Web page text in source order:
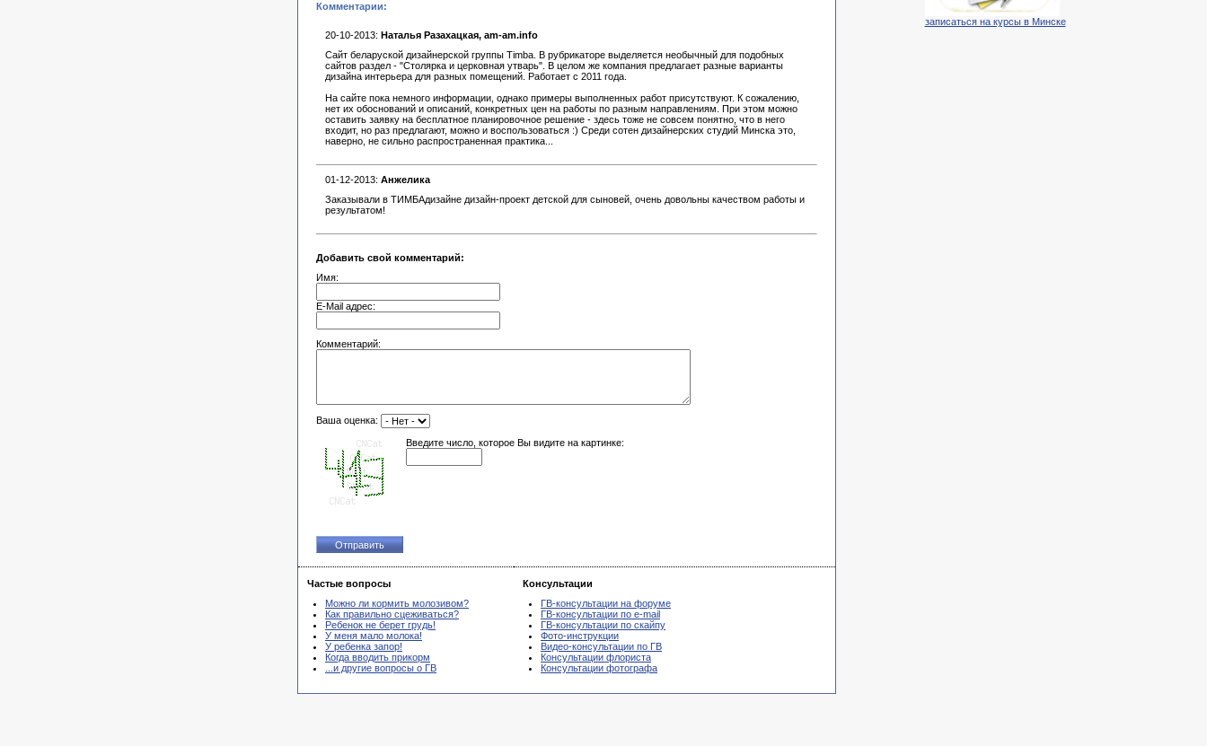
Комментарии:
20-10-2013: Наталья Разахацкая, am-am.info
Сайт беларуской дизайнерской группы Timba. В рубрикаторе выделяется необычный для подобных
сайтов раздел - "Столярка и церковная утварь". В целом же компания предлагает разные варианты
дизайна интерьера для разных помещений. Работает с 2011 года.
На сайте пока немного информации, однако примеры выполненных работ присутствуют. К сожалению,
нет их обоснований и описаний, конкретных цен на работы по разным направлениям. При этом можно
оставить заявку на бесплатное планировочное решение - здесь тоже не совсем понятно, что в него
входит, но раз предлагают, можно и воспользоваться :) Среди сотен дизайнерских студий Минска это,
наверно, не сильно распространенная практика...
01-12-2013: Анжелика
Заказывали в ТИМБАдизайне дизайн-проект детской для сыновей, очень довольны качеством работы и
результатом!
Добавить свой комментарий:
Имя:
E-Mail адрес:
Комментарий:
Ваша оценка:
Введите число, которое Вы видите на картинке:
Частые вопросы
Можно ли кормить молозивом?
Как правильно сцеживаться?
Ребенок не берет грудь!
У меня мало молока!
У ребенка запор!
Когда вводить прикорм
...и другие вопросы о ГВ
Консультации
ГВ-консультации на форуме
ГВ-консультации по e-mail
ГВ-консультации по скайпу
Фото-инструкции
Видео-консультации по ГВ
Консультации флориста
Консультации фотографа
записаться на курсы в Минске